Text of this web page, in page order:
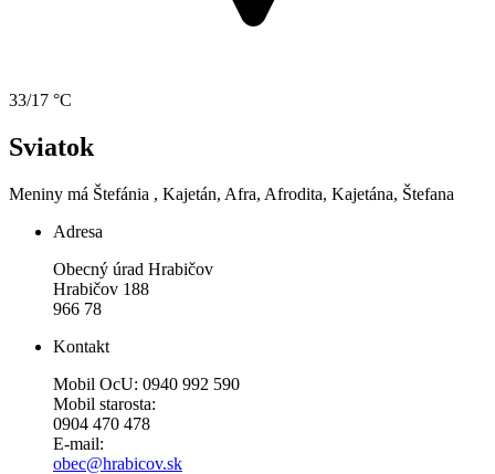
33/17 °C
Sviatok
Meniny má Štefánia , Kajetán, Afra, Afrodita, Kajetána, Štefana
Adresa
Obecný úrad Hrabičov
Hrabičov 188
966 78
Kontakt
Mobil OcU: 0940 992 590
Mobil starosta:
0904 470 478
E-mail:
obec@hrabicov.sk